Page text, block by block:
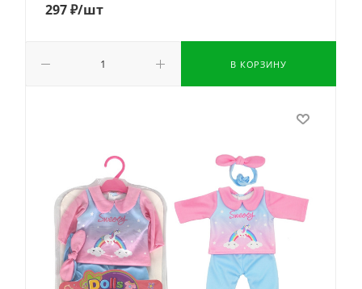
297₽/шт
В КОРЗИНУ